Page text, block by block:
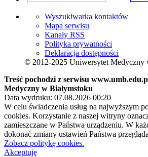
Wyszukiwarka kontaktów
Mapa serwisu
Kanały RSS
Polityka prywatności
Deklaracja dostępności
© 2012-2025 Uniwersytet Medyczny
Treść pochodzi z serwisu
Medyczny w Białymstoku
Data wydruku: 07.08.2026 00:20
W celu świadczenia usług na najwyższym
cookies. Korzystanie z naszej witryny
zamieszczane w Państwa urządzeniu. W
dokonać zmiany ustawień Państwa
Zobacz politykę cookies.
Akceptuję